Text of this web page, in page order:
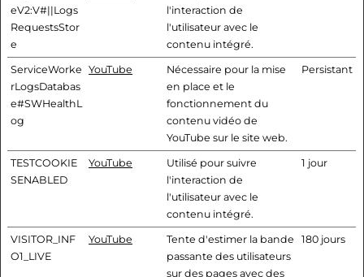
eV2:V#||Logs
RequestsStor
e
l'interaction de
l'utilisateur avec le
contenu intégré.
ServiceWorke
rLogsDatabas
e#SWHealthL
og
YouTube
Nécessaire pour la mise
en place et le
fonctionnement du
contenu vidéo de
YouTube sur le site web.
Persistant
TESTCOOKIE
SENABLED
YouTube
Utilisé pour suivre
l'interaction de
l'utilisateur avec le
contenu intégré.
1 jour
VISITOR_INF
O1_LIVE
YouTube
Tente d'estimer la bande
passante des utilisateurs
sur des pages avec des
180 jours